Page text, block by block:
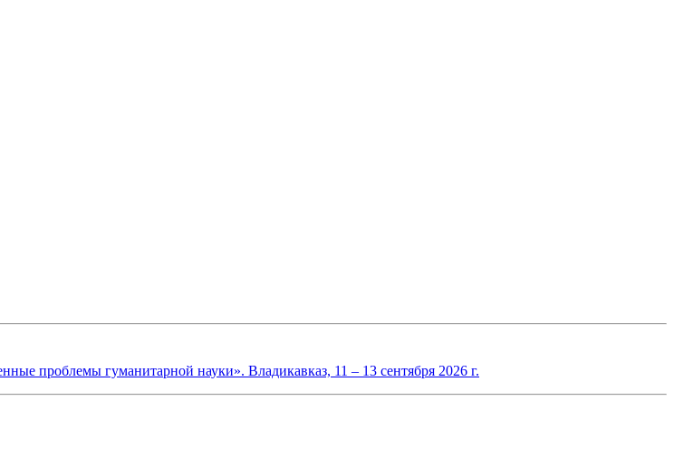
проблемы гуманитарной науки». Владикавказ, 11 – 13 сентября 2026 г.